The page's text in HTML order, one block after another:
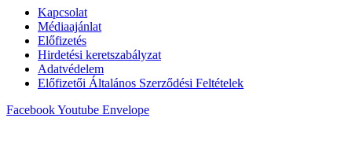
Kapcsolat
Médiaajánlat
Előfizetés
Hirdetési keretszabályzat
Adatvédelem
Előfizetői Általános Szerződési Feltételek
FacebookYoutube Envelope